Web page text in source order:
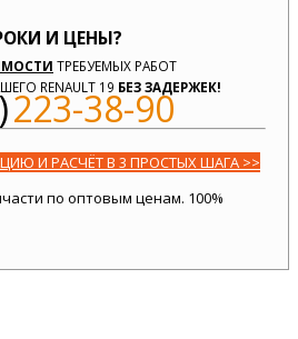
И ЦЕНЫ?
ТРЕБУЕМЫХ РАБОТ
RENAULT 19 БЕЗ ЗАДЕРЖЕК!
223-38-90
И РАСЧЁТ В 3 ПРОСТЫХ ШАГА >>
по оптовым ценам. 100%